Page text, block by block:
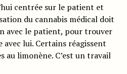
centrée sur le patient et
du cannabis médical doit
avec le patient, pour trouver
lui. Certains réagissent
au limonène. C’est un travail